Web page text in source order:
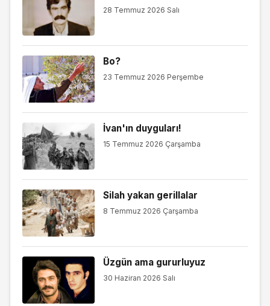
28 Temmuz 2026 Salı
Bo?
23 Temmuz 2026 Perşembe
İvan'ın duyguları!
15 Temmuz 2026 Çarşamba
Silah yakan gerillalar
8 Temmuz 2026 Çarşamba
Üzgün ama gururluyuz
30 Haziran 2026 Salı